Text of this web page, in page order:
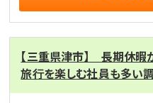
【三重県津市】 長期休
旅行を楽しむ社員も多い